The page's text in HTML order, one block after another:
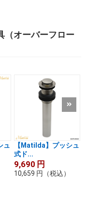
（オーバーフロー
ュ
【Matilda】プッシュ
式ド...
9,690 円
10,659 円 （税込）